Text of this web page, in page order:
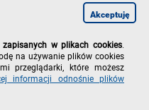
w plikach cookies
na używanie plików cookies
przeglądarki, które możesz
informacji odnośnie plików
Akceptuję